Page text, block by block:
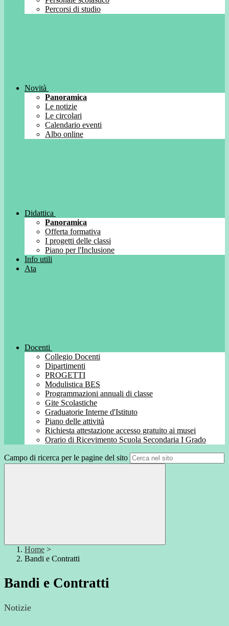
Percorsi di studio
Novità
Panoramica
Le notizie
Le circolari
Calendario eventi
Albo online
Didattica
Panoramica
Offerta formativa
I progetti delle classi
Piano per l'Inclusione
Info utili
Ata
Docenti
Collegio Docenti
Dipartimenti
PROGETTI
Modulistica BES
Programmazioni annuali di classe
Gite Scolastiche
Graduatorie Interne d'Istituto
Piano delle attività
Richiesta attestazione accesso gratuito ai musei
Orario di Ricevimento Scuola Secondaria I Grado
Campo di ricerca per le pagine del sito
Home >
Bandi e Contratti
Bandi e Contratti
Notizie